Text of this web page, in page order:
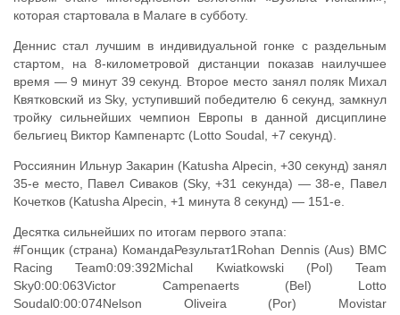
которая стартовала в Малаге в субботу.
Деннис стал лучшим в индивидуальной гонке с раздельным
стартом, на 8-километровой дистанции показав наилучшее
время — 9 минут 39 секунд. Второе место занял поляк Михал
Квятковский из Sky, уступивший победителю 6 секунд, замкнул
тройку сильнейших чемпион Европы в данной дисциплине
бельгиец Виктор Кампенартс (Lotto Soudal, +7 секунд).
Россиянин Ильнур Закарин (Katusha Alpecin, +30 секунд) занял
35-е место, Павел Сиваков (Sky, +31 секунда) — 38-е, Павел
Кочетков (Katusha Alpecin, +1 минута 8 секунд) — 151-е.
Десятка сильнейших по итогам первого этапа:
#Гонщик (страна) КомандаРезультат1Rohan Dennis (Aus) BMC
Racing Team0:09:392Michal Kwiatkowski (Pol) Team
Sky0:00:063Victor Campenaerts (Bel) Lotto
Soudal0:00:074Nelson Oliveira (Por) Movistar